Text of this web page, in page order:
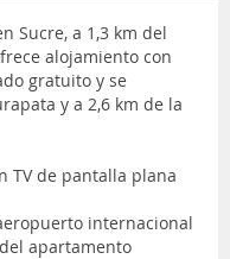
Sucre, a 1,3 km del
alojamiento con
gratuito y se
y a 2,6 km de la
TV de pantalla plana
internacional
apartamento